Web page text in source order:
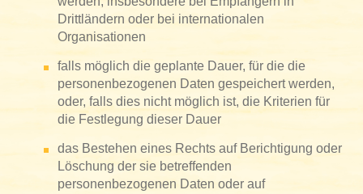
Drittländern oder bei internationalen
Organisationen
falls möglich die geplante Dauer, für die die
personenbezogenen Daten gespeichert werden,
oder, falls dies nicht möglich ist, die Kriterien für
die Festlegung dieser Dauer
das Bestehen eines Rechts auf Berichtigung oder
Löschung der sie betreffenden
personenbezogenen Daten oder auf